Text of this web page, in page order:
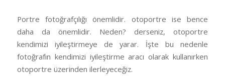
Portre fotoğrafçılığı önemlidir. otoportre ise bence
daha da önemlidir. Neden? derseniz, otoportre
kendimizi iyileştirmeye de yarar. İşte bu nedenle
fotoğrafın kendimizi iyileştirme aracı olarak kullanırken
otoportre üzerinden ilerleyeceğiz.